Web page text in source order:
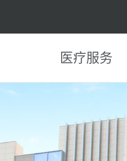
医疗服务